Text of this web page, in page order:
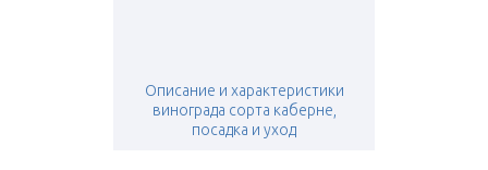
Описание и характеристики
винограда сорта каберне,
посадка и уход